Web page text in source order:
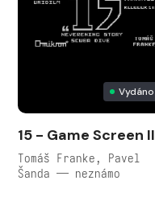
Vydáno
15 - Game Screen II
Tomáš Franke, Pavel
Šanda — neznámo